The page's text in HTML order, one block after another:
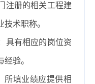
注册的相关工程建
术职称。
具有相应的岗位资
与经验。
所填业绩应提供相